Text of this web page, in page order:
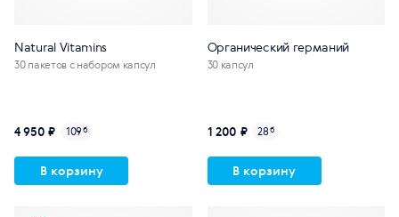
Natural Vitamins
30 пакетов с набором капсул
4 950 ₽ 109б
В корзину
Органический германий
30 капсул
1 200 ₽ 28б
В корзину